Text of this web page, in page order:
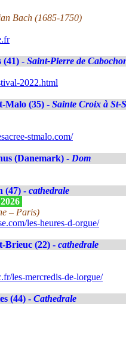
Bach (1685-1750)
(41) - Saint-Pierre de
2022.html
Malo (35) - Sainte Croix à St-
stmalo.com/
(Danemark) - Dom
(47) - cathedrale
– Paris)
les-heures-d-orgue/
Brieuc (22) - cathedrale
les-mercredis-de-lorgue/
(44) - Cathedrale